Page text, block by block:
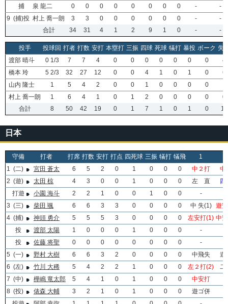
捕
泉 龍二 0 0 0 0 0 0 0 0 -
-
9 (捕)投 村上 喬一朗 3 3 0 0 0 0 0 0 -
-
合計
34 31 4 1 2 9 1 0 - -
投手 投球回 打者 打数 安打 本塁打 三振 四球 死球 犠打 暴投 ボーク 失
渡部 晴斗
0 1/3 7 7 4 0 0 0 0 0 0 0
4
橋本 玲
5 2/3 32 27 12 0 0 4 1 0 1 0
6
山内 隆士
1 5 4 2 0 0 1 0 0 0 0
村上 喬一朗
1 6 4 1 0 1 2 0 0 0 0
0
合計
8 50 42 19 0 1 7 1 0 1 0 11
日本
守備 打者 打席 打数 安打 打点 四死球 三振 犠打 犠飛 1
1 (二) 宮田 蒼太 6 5 2 0 1 0 0 0 中２打
中
2 (遊) 太田 椋 4 3 0 0 1 0 0 0 左 直
打遊
小園 海斗 2 2 1 0 0 1 0 0 -
3 (三) 柴田 颯 6 6 3 3 0 0 0 0 中 失(1)
遊
4 (捕) 神頭 勇介 5 5 5 3 0 0 0 0 左安打(1) 中
投
渡部 太陽 1 0 0 0 1 0 0 0 -
投
佐藤 将聖 0 0 0 0 0 0 0 0 -
5 (一) 野村 大樹 6 6 3 2 0 0 0 0 中飛失
遊
6 (左) 竹川 大稀 5 4 2 2 1 0 0 0 左２打(2)
二
7 (中) 樺嶋 竜太郎 5 4 1 0 1 0 0 0 中安打
8 (投) 俵森 大輔 3 2 1 0 1 0 0 0 遊ゴ併